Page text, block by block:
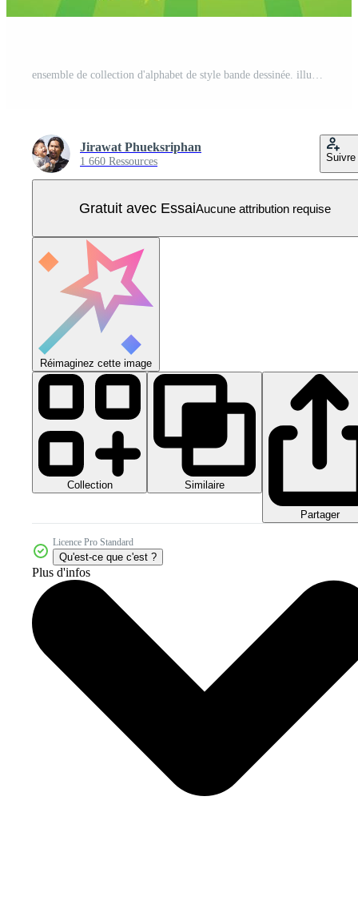
ensemble de collection d'alphabet de style bande dessinée. illustrateur vecteur eps 10. Vecteur Pro
Jirawat Phueksriphan
1 660 Ressources Suivre
Gratuit avec EssaiAucune attribution requise
Réimaginez cette image
Collection Similaire
Partager
Licence Pro Standard
Qu'est-ce que c'est ?
Plus d'infos